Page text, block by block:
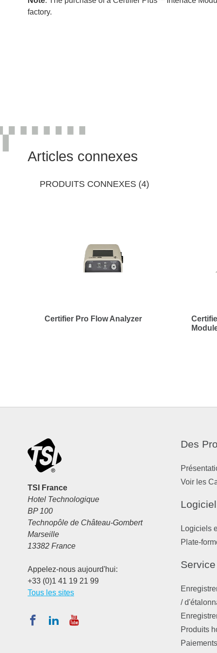
factory.
Articles connexes
PRODUITS CONNEXES (4)
Certifier Pro Flow Analyzer
TSI France
Hotel Technologique
BP 100
Technopôle de Château-Gombert
Marseille
13382 France
Appelez-nous aujourd'hui:
+33 (0)1 41 19 21 99
Tous les sites
Des
Voir les
Logiciel
Logiciels
Plate-
/
Produits